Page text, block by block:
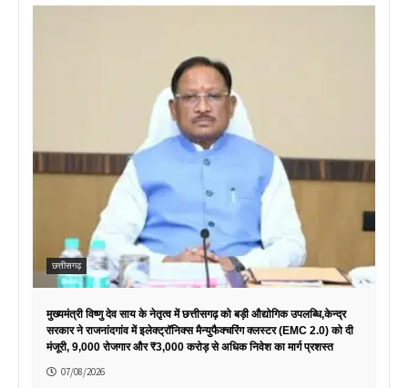
छत्तीसगढ़
मुख्यमंत्री विष्णु देव साय के नेतृत्व में छत्तीसगढ़ को बड़ी औद्योगिक उपलब्धि,केन्द्र
सरकार ने राजनांदगांव में इलेक्ट्रॉनिक्स मैन्युफैक्चरिंग क्लस्टर (EMC 2.0) को दी
मंजूरी, 9,000 रोजगार और ₹3,000 करोड़ से अधिक निवेश का मार्ग प्रशस्त
07/08/2026